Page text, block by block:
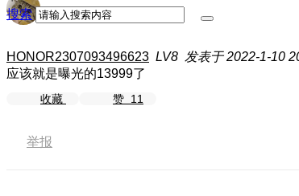
搜索
HONOR2307093496623 LV8 发表于 2022-1-10
应该就是曝光的13999了
收藏 赞 11
举报